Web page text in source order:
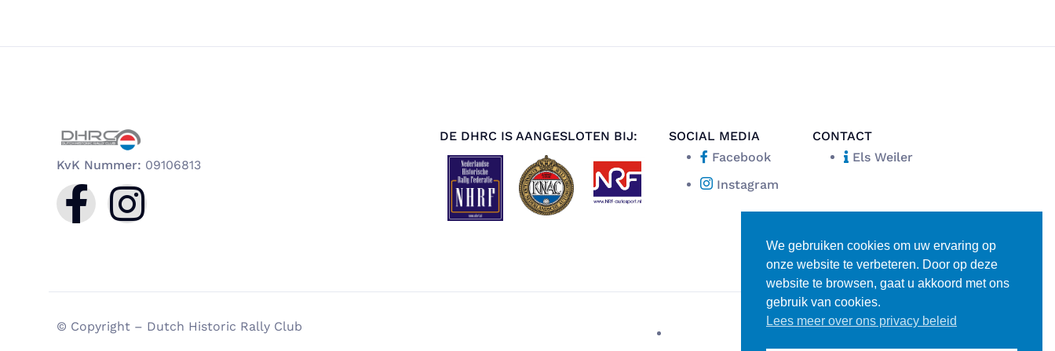
KvK Nummer: 09106813
DE DHRC IS AANGESLOTEN BIJ:
SOCIAL MEDIA
Facebook
Instagram
CONTACT
Els Weiler
© Copyright – Dutch Historic Rally Club
We gebruiken cookies om uw ervaring op
onze website te verbeteren. Door op deze
website te browsen, gaat u akkoord met ons
gebruik van cookies.
Lees meer over ons privacy beleid